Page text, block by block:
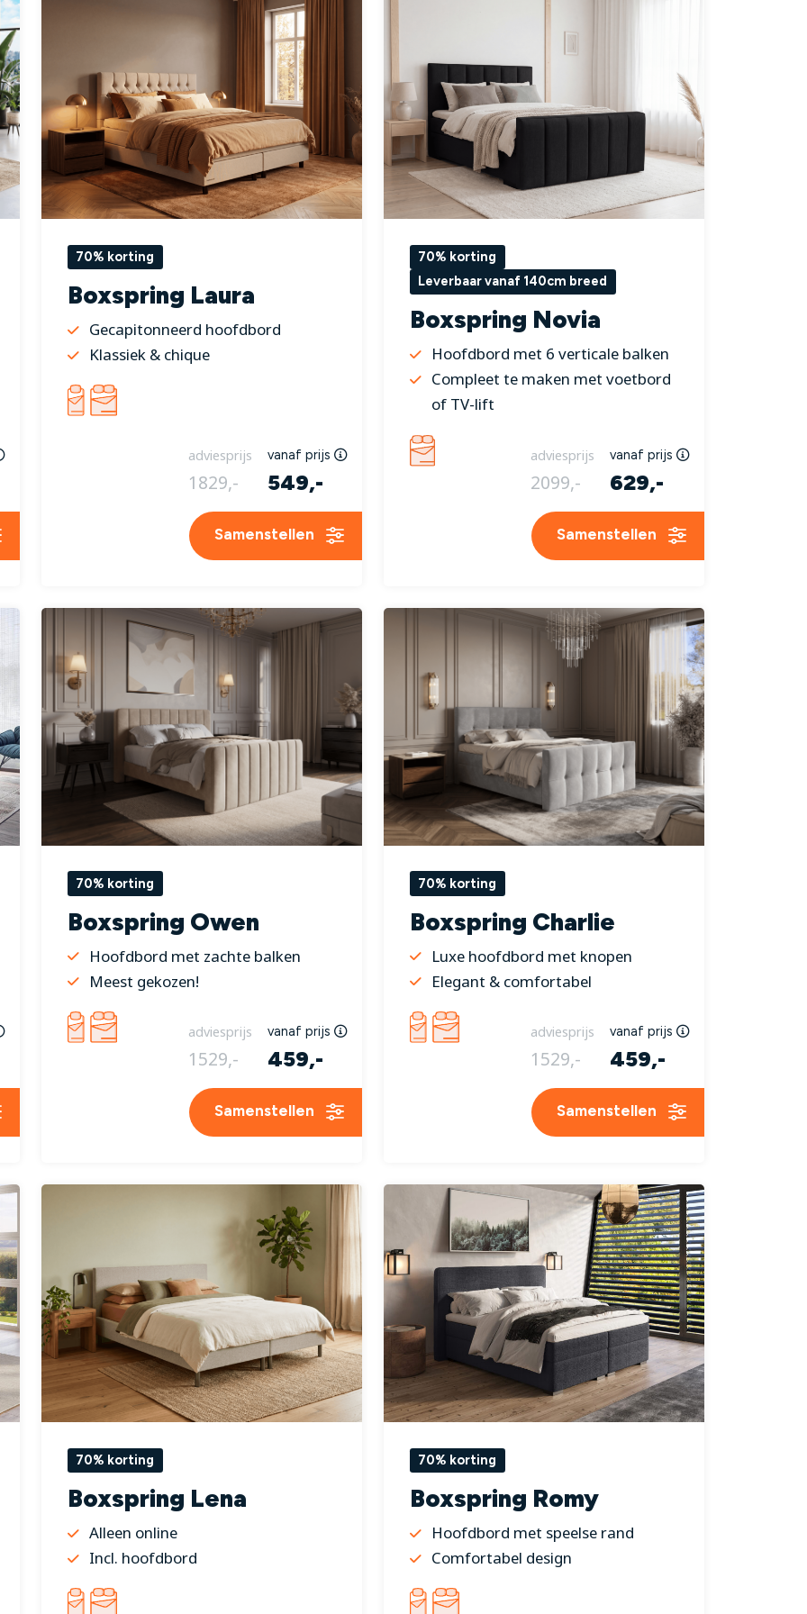
70% korting
Boxspring Laura
Gecapitonneerd hoofdbord
Klassiek & chique
adviesprijs vanaf prijs
1829,- 549,-
Samenstellen
70% korting
Leverbaar vanaf 140cm breed
Boxspring Novia
Hoofdbord met 6 verticale balken
Compleet te maken met voetbord
of TV-lift
adviesprijs vanaf prijs
2099,- 629,-
Samenstellen
70% korting
Boxspring Owen
Hoofdbord met zachte balken
Meest gekozen!
adviesprijs vanaf prijs
1529,- 459,-
Samenstellen
70% korting
Boxspring Charlie
Luxe hoofdbord met knopen
Elegant & comfortabel
adviesprijs vanaf prijs
1529,- 459,-
Samenstellen
70% korting
Boxspring Lena
Alleen online
Incl. hoofdbord
70% korting
Boxspring Romy
Hoofdbord met speelse rand
Comfortabel design